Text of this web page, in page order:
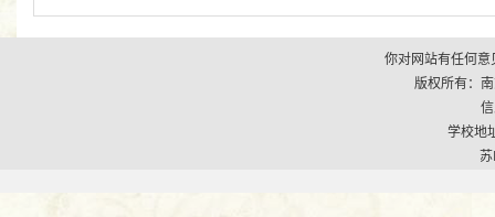
你对网站有任何
版权所有：
学校地